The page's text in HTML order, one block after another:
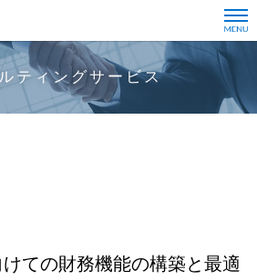
ティングサービス
ての財務機能の構築と最適